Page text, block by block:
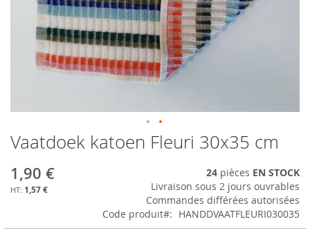
Skip
to
the
beginning
of
Vaatdoek katoen Fleuri 30x35 cm
1,90 €
1,57 €
24 pièces EN STOCK
Livraison sous 2 jours ouvrables
Commandes différées autorisées
Code produit
HANDDVAATFLEURI030035